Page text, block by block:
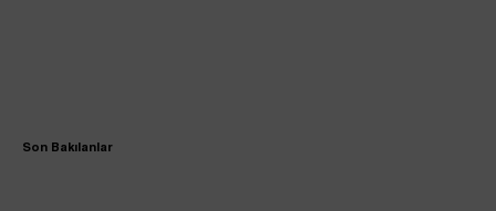
Son Bakılanlar